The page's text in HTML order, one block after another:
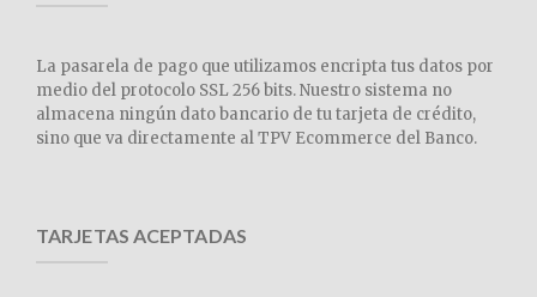
La pasarela de pago que utilizamos encripta tus datos por
medio del protocolo SSL 256 bits. Nuestro sistema no
almacena ningún dato bancario de tu tarjeta de crédito,
sino que va directamente al TPV Ecommerce del Banco.
TARJETAS ACEPTADAS